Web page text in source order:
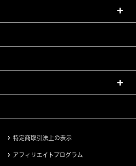
特定商取引法上の表示
アフィリエイトプログラム